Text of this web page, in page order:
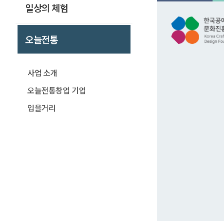
일상의 체험
오늘전통
사업 소개
오늘전통창업 기업
입을거리